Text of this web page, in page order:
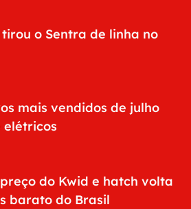
o Sentra de linha no
mais vendidos de julho
elétricos
do Kwid e hatch volta
barato do Brasil